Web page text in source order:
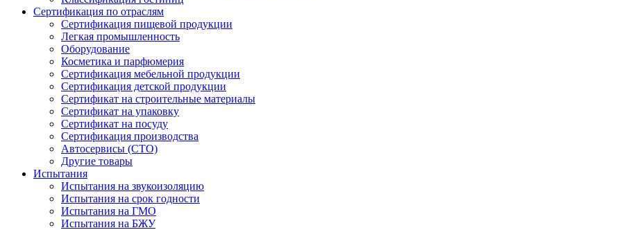
Сертификация по отраслям
Сертификация пищевой продукции
Легкая промышленность
Оборудование
Косметика и парфюмерия
Сертификация мебельной продукции
Сертификация детской продукции
Сертификат на строительные материалы
Сертификат на упаковку
Сертификат на посуду
Сертификация производства
Автосервисы (СТО)
Другие товары
Испытания
Испытания на звукоизоляцию
Испытания на срок годности
Испытания на ГМО
Испытания на БЖУ